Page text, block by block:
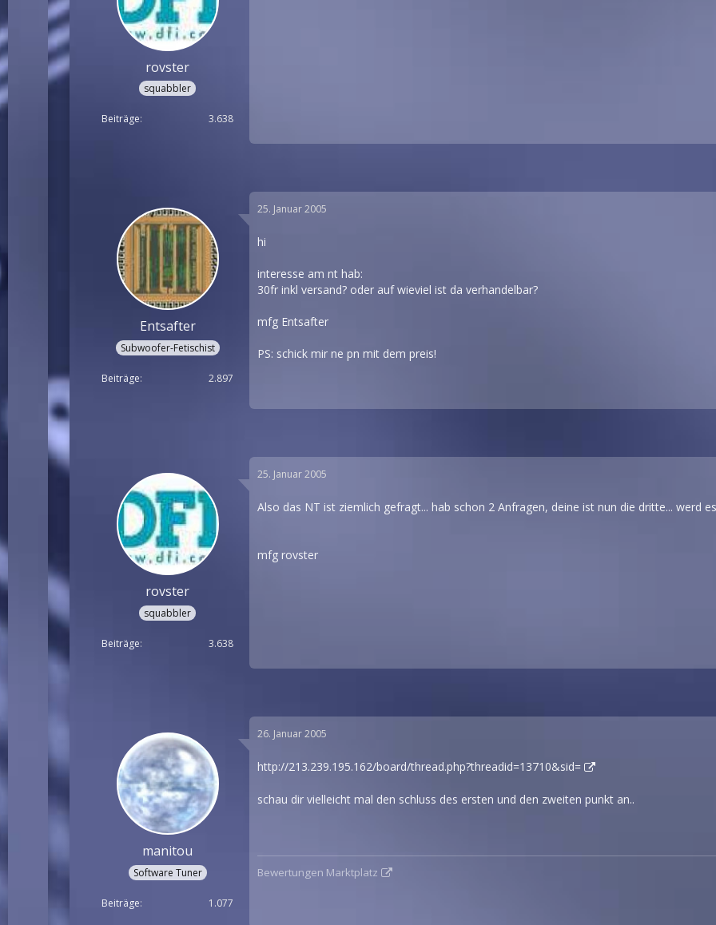
rovster
squabbler
Beiträge 3.638
Entsafter
Subwoofer-Fetischist
Beiträge 2.897
25. Januar 2005
hi
interesse am nt hab:
30fr inkl versand? oder auf wieviel ist da verhandelbar?
mfg Entsafter
PS: schick mir ne pn mit dem preis!
rovster
squabbler
Beiträge 3.638
25. Januar 2005
Also das NT ist ziemlich gefragt... hab schon 2 Anfragen, deine ist nun die dritte... werd
mfg rovster
manitou
Software Tuner
Beiträge 1.077
26. Januar 2005
http://213.239.195.162/board/thread.php?threadid=13710&sid=
schau dir vielleicht mal den schluss des ersten und den zweiten punkt an..
Bewertungen Marktplatz